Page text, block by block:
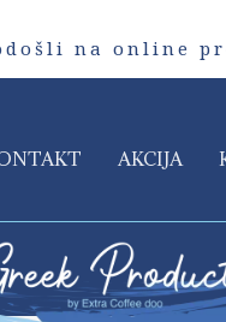
na online
AKCIJA